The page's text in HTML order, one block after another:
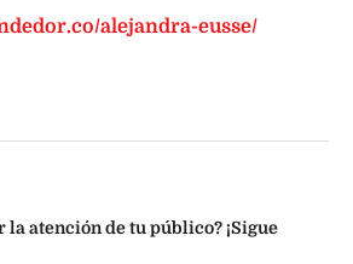
alejandra-eusse/
la atención de tu público? ¡Sigue